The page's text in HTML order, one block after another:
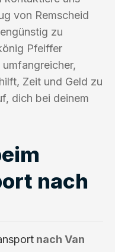
von Remscheid
zu
Pfeiffer
Zeit und Geld zu
dich bei deinem
nach
nach Van